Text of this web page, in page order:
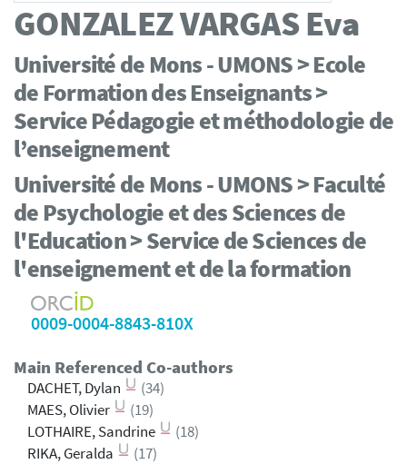
GONZALEZ VARGASEva
Université de Mons - UMONS > Ecole
de Formation des Enseignants >
Service Pédagogie et méthodologie de
l’enseignement
Université de Mons - UMONS > Faculté
de Psychologie et des Sciences de
l'Education > Service de Sciences de
l'enseignement et de la formation
0009-0004-8843-810X
Main Referenced Co-authors
DACHET, Dylan
(34)
MAES, Olivier
(19)
LOTHAIRE, Sandrine
(18)
RIKA, Geralda
(17)